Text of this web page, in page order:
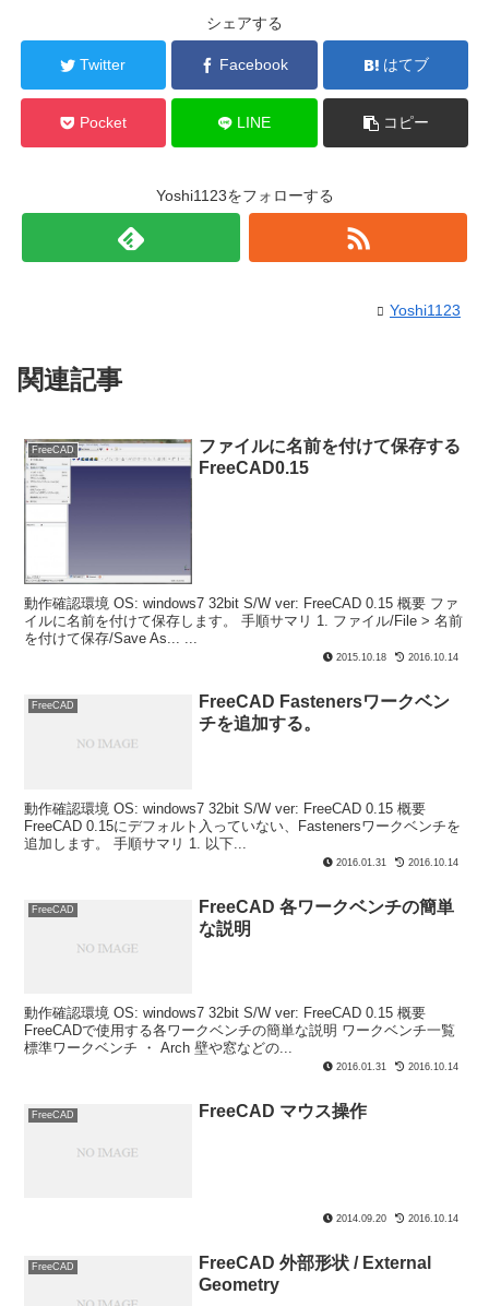
シェアする
Twitter Facebook はてブ
Pocket LINE コピー
Yoshi1123をフォローする
Yoshi1123
関連記事
FreeCAD
ファイルに名前を付けて保存する
FreeCAD0.15
動作確認環境 OS: windows7 32bit S/W ver: FreeCAD 0.15 概要 ファ
イルに名前を付けて保存します。 手順サマリ 1. ファイル/File > 名前
を付けて保存/Save As... ...
2015.10.18 2016.10.14
FreeCAD
FreeCAD Fastenersワークベン
チを追加する。
動作確認環境 OS: windows7 32bit S/W ver: FreeCAD 0.15 概要
FreeCAD 0.15にデフォルト入っていない、Fastenersワークベンチを
追加します。 手順サマリ 1. 以下...
2016.01.31 2016.10.14
FreeCAD
FreeCAD 各ワークベンチの簡単
な説明
動作確認環境 OS: windows7 32bit S/W ver: FreeCAD 0.15 概要
FreeCADで使用する各ワークベンチの簡単な説明 ワークベンチ一覧
標準ワークベンチ ・ Arch 壁や窓などの...
2016.01.31 2016.10.14
FreeCAD FreeCAD マウス操作
2014.09.20 2016.10.14
FreeCAD
FreeCAD 外部形状 / External
Geometry